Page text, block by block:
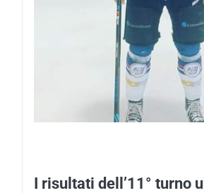
I risultati dell’11° turno